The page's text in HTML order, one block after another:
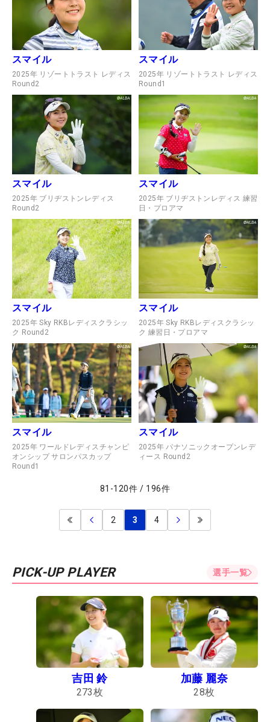
スマイル
2025年 リゾートトラスト レディス
Round2
スマイル
2025年 リゾートトラスト レディス
Round1
スマイル
2025年 ブリヂストンレディス
Round2
スマイル
2025年 ブリヂストンレディス 練習
日・プロアマ
スマイル
2025年 Sky RKBレディスクラシッ
ク Round2
スマイル
2025年 Sky RKBレディスクラシッ
ク 練習日・プロアマ
スマイル
2025年 ワールドレディスチャンピ
オンシップ サロンパスカップ
Round1
スマイル
2025年 パナソニックオープンレデ
ィース Round2
81 -120件 / 196件
2 3 4
PICK-UP PLAYER 選手一覧
吉田 鈴
273枚
加藤 麗奈
28枚